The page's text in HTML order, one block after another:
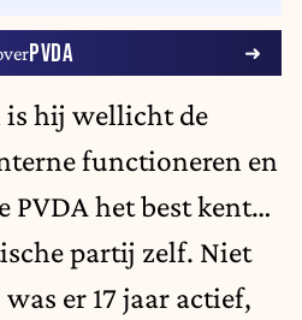
PVDA
is hij wellicht de
functioneren en
PVDA het best kent…
partij zelf. Niet
er 17 jaar actief,